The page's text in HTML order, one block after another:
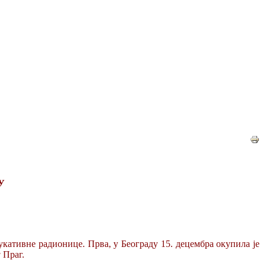
радионице. Прва, у Београду 15. децембра окупила је
Праг.